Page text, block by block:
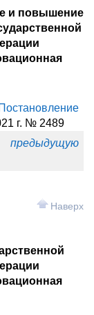
и повышение
Постановление
г. № 2489
Наверх